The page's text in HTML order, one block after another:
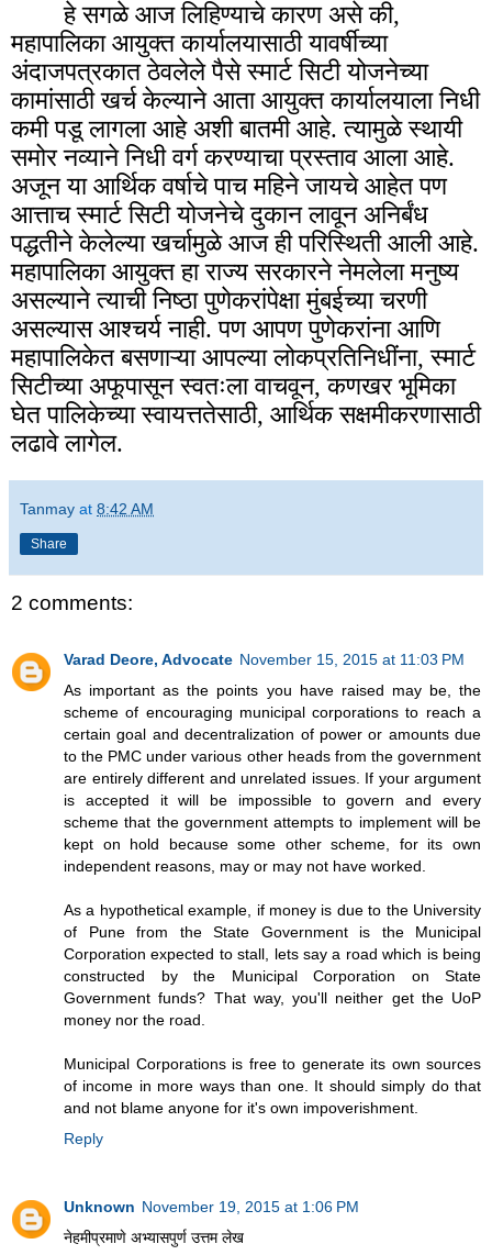
हे सगळे आज लिहिण्याचे कारण असे की,
महापालिका आयुक्त कार्यालयासाठी यावर्षीच्या
अंदाजपत्रकात ठेवलेले पैसे स्मार्ट सिटी योजनेच्या
कामांसाठी खर्च केल्याने आता आयुक्त कार्यालयाला निधी
कमी पडू लागला आहे अशी बातमी आहे. त्यामुळे स्थायी
समोर नव्याने निधी वर्ग करण्याचा प्रस्ताव आला आहे.
अजून या आर्थिक वर्षाचे पाच महिने जायचे आहेत पण
आत्ताच स्मार्ट सिटी योजनेचे दुकान लावून अनिर्बंध
पद्धतीने केलेल्या खर्चामुळे आज ही परिस्थिती आली आहे.
महापालिका आयुक्त हा राज्य सरकारने नेमलेला मनुष्य
असल्याने त्याची निष्ठा पुणेकरांपेक्षा मुंबईच्या चरणी
असल्यास आश्चर्य नाही. पण आपण पुणेकरांना आणि
महापालिकेत बसणाऱ्या आपल्या लोकप्रतिनिधींना, स्मार्ट
सिटीच्या अफूपासून स्वतःला वाचवून, कणखर भूमिका
घेत पालिकेच्या स्वायत्ततेसाठी, आर्थिक सक्षमीकरणासाठी
लढावे लागेल.
Tanmay at 8:42 AM
Share
2 comments:
Varad Deore, Advocate November 15, 2015 at 11:03 PM
As important as the points you have raised may be, the
scheme of encouraging municipal corporations to reach a
certain goal and decentralization of power or amounts due
to the PMC under various other heads from the government
are entirely different and unrelated issues. If your argument
is accepted it will be impossible to govern and every
scheme that the government attempts to implement will be
kept on hold because some other scheme, for its own
independent reasons, may or may not have worked.
As a hypothetical example, if money is due to the University
of Pune from the State Government is the Municipal
Corporation expected to stall, lets say a road which is being
constructed by the Municipal Corporation on State
Government funds? That way, you'll neither get the UoP
money nor the road.
Municipal Corporations is free to generate its own sources
of income in more ways than one. It should simply do that
and not blame anyone for it's own impoverishment.
Reply
Unknown November 19, 2015 at 1:06 PM
नेहमीप्रमाणे अभ्यासपुर्ण उत्तम लेख